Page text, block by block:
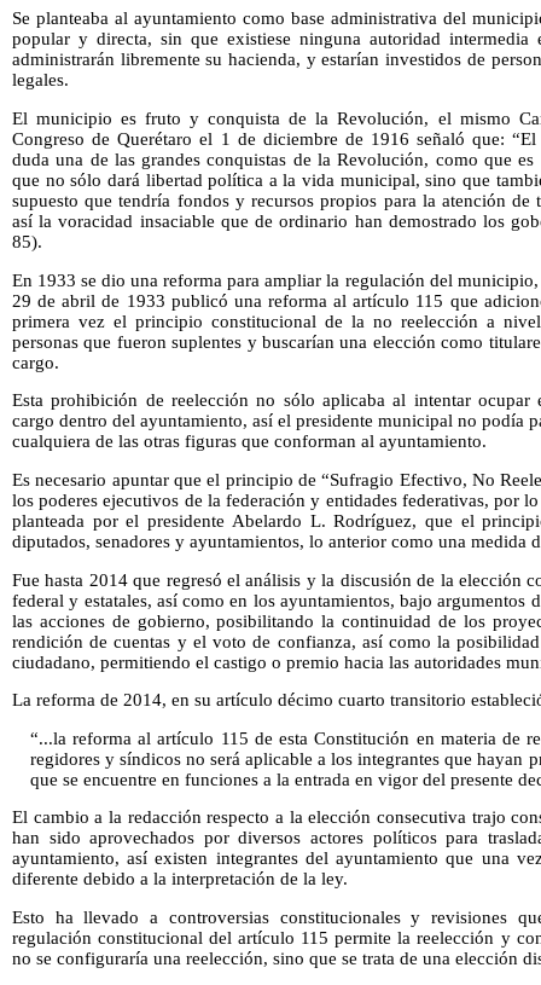
Se planteaba al ayuntamiento como base administrativa del
popular y directa, sin que existiese ninguna autoridad
administrarán libremente su hacienda, y estarían investidos de
legales.
El municipio es fruto y conquista de la Revolución, el mismo
Congreso de Querétaro el 1 de diciembre de 1916 señaló que:
duda una de las grandes conquistas de la Revolución, como que
que no sólo dará libertad política a la vida municipal, sino que
supuesto que tendría fondos y recursos propios para la atención de
así la voracidad insaciable que de ordinario han demostrado los
85).
En 1933 se dio una reforma para ampliar la regulación del
29 de abril de 1933 publicó una reforma al artículo 115 que
primera vez el principio constitucional de la no reelección a
personas que fueron suplentes y buscarían una elección como
cargo.
Esta prohibición de reelección no sólo aplicaba al intentar
cargo dentro del ayuntamiento, así el presidente municipal no podía
cualquiera de las otras figuras que conforman al ayuntamiento.
Es necesario apuntar que el principio de “Sufragio Efectivo, No
los poderes ejecutivos de la federación y entidades federativas, por
planteada por el presidente Abelardo L. Rodríguez, que el
diputados, senadores y ayuntamientos, lo anterior como una
Fue hasta 2014 que regresó el análisis y la discusión de la elección
federal y estatales, así como en los ayuntamientos, bajo argumentos
las acciones de gobierno, posibilitando la continuidad de los
rendición de cuentas y el voto de confianza, así como la
ciudadano, permitiendo el castigo o premio hacia las autoridades
La reforma de 2014, en su artículo décimo cuarto transitorio
“...la reforma al artículo 115 de esta Constitución en materia de
regidores y síndicos no será aplicable a los integrantes que hayan
que se encuentre en funciones a la entrada en vigor del presente
El cambio a la redacción respecto a la elección consecutiva trajo
han sido aprovechados por diversos actores políticos para
ayuntamiento, así existen integrantes del ayuntamiento que una
diferente debido a la interpretación de la ley.
Esto ha llevado a controversias constitucionales y revisiones
regulación constitucional del artículo 115 permite la reelección y
no se configuraría una reelección, sino que se trata de una elección